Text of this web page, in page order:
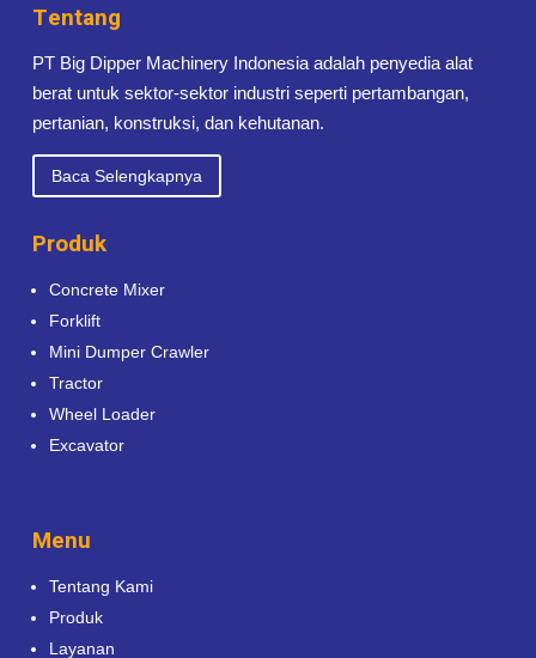
Tentang
PT Big Dipper Machinery Indonesia adalah penyedia alat
berat untuk sektor-sektor industri seperti pertambangan,
pertanian, konstruksi, dan kehutanan.
Baca Selengkapnya
Produk
Concrete Mixer
Forklift
Mini Dumper Crawler
Tractor
Wheel Loader
Excavator
Menu
Tentang Kami
Produk
Layanan